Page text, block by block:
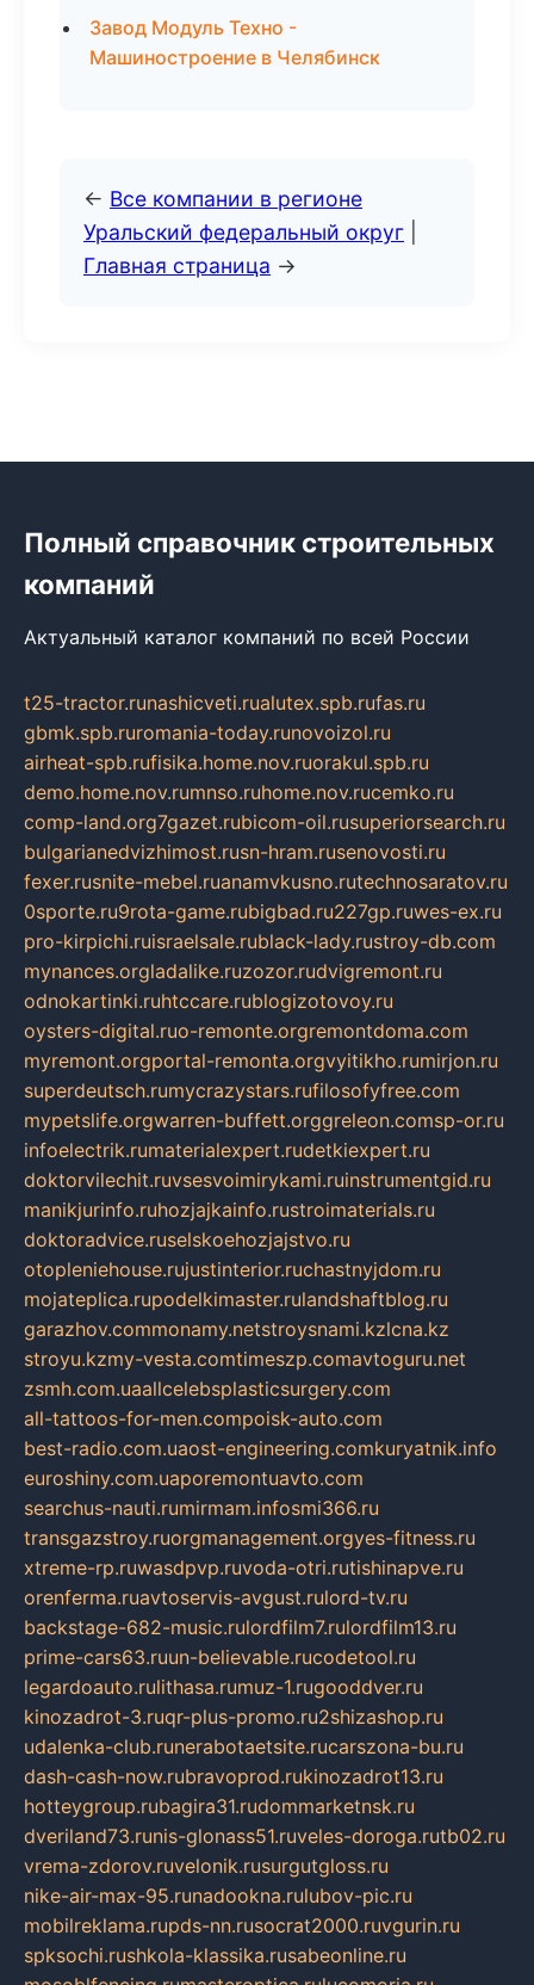
Завод Модуль Техно -
Машиностроение в Челябинск
← Все компании в регионе
Уральский федеральный округ
Главная страница →
Полный справочник строительных
компаний
Актуальный каталог компаний по всей России
t25-tractor.runashicveti.rualutex.spb.rufas.ru
gbmk.spb.ruromania-today.runovoizol.ru
airheat-spb.rufisika.home.nov.ruorakul.spb.ru
demo.home.nov.rumnso.ruhome.nov.rucemko.ru
comp-land.org7gazet.rubicom-oil.rusuperiorsearch.ru
bulgarianedvizhimost.rusn-hram.rusenovosti.ru
fexer.rusnite-mebel.ruanamvkusno.rutechnosaratov.ru
0sporte.ru9rota-game.rubigbad.ru227gp.ruwes-ex.ru
pro-kirpichi.ruisraelsale.rublack-lady.rustroy-db.com
mynances.orgladalike.ruzozor.rudvigremont.ru
odnokartinki.ruhtccare.rublogizotovoy.ru
oysters-digital.ruo-remonte.orgremontdoma.com
myremont.orgportal-remonta.orgvyitikho.rumirjon.ru
superdeutsch.rumycrazystars.rufilosofyfree.com
mypetslife.orgwarren-buffett.orggreleon.comsp-or.ru
infoelectrik.rumaterialexpert.rudetkiexpert.ru
doktorvilechit.ruvsesvoimirykami.ruinstrumentgid.ru
manikjurinfo.ruhozjajkainfo.rustroimaterials.ru
doktoradvice.ruselskoehozjajstvo.ru
otopleniehouse.rujustinterior.ruchastnyjdom.ru
mojateplica.rupodelkimaster.rulandshaftblog.ru
garazhov.commonamy.netstroysnami.kzlcna.kz
stroyu.kzmy-vesta.comtimeszp.comavtoguru.net
zsmh.com.uaallcelebsplasticsurgery.com
all-tattoos-for-men.compoisk-auto.com
best-radio.com.uaost-engineering.comkuryatnik.info
euroshiny.com.uaporemontuavto.com
searchus-nauti.rumirmam.infosmi366.ru
transgazstroy.ruorgmanagement.orgyes-fitness.ru
xtreme-rp.ruwasdpvp.ruvoda-otri.rutishinapve.ru
orenferma.ruavtoservis-avgust.rulord-tv.ru
backstage-682-music.rulordfilm7.rulordfilm13.ru
prime-cars63.ruun-believable.rucodetool.ru
legardoauto.rulithasa.rumuz-1.rugooddver.ru
kinozadrot-3.ruqr-plus-promo.ru2shizashop.ru
udalenka-club.runerabotaetsite.rucarszona-bu.ru
dash-cash-now.rubravoprod.rukinozadrot13.ru
hotteygroup.rubagira31.rudommarketnsk.ru
dveriland73.runis-glonass51.ruveles-doroga.rutb02.ru
vrema-zdorov.ruvelonik.rusurgutgloss.ru
nike-air-max-95.runadookna.rulubov-pic.ru
mobilreklama.rupds-nn.rusocrat2000.ruvgurin.ru
spksochi.rushkola-klassika.rusabeonline.ru